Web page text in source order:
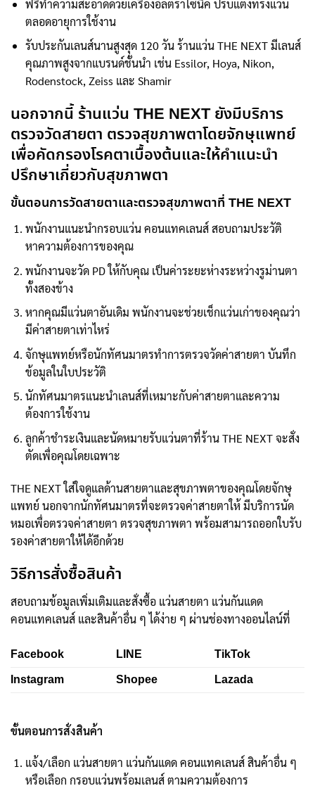
ฟรีทำความสะอาดด้วยเครื่องอัลตร้าโซนิค ปรับแต่งทรงแว่น
ตลอดอายุการใช้งาน
รับประกันเลนส์นานสูงสุด 120 วัน ร้านแว่น THE NEXT มีเลนส์
คุณภาพสูงจากแบรนด์ชั้นนำ เช่น Essilor, Hoya, Nikon,
Rodenstock, Zeiss และ Shamir
นอกจากนี้ ร้านแว่น THE NEXT ยังมีบริการ
ตรวจวัดสายตา ตรวจสุขภาพตาโดยจักษุแพทย์
เพื่อคัดกรองโรคตาเบื้องต้นและให้คำแนะนำ
ปรึกษาเกี่ยวกับสุขภาพตา
ขั้นตอนการวัดสายตาและตรวจสุขภาพตาที่ THE NEXT
พนักงานแนะนำกรอบแว่น คอนแทคเลนส์ สอบถามประวัติ
หาความต้องการของคุณ
พนักงานจะวัด PD ให้กับคุณ เป็นค่าระยะห่างระหว่างรูม่านตา
ทั้งสองข้าง
หากคุณมีแว่นตาอันเดิม พนักงานจะช่วยเช็กแว่นเก่าของคุณว่า
มีค่าสายตาเท่าไหร่
จักษุแพทย์หรือนักทัศนมาตรทำการตรวจวัดค่าสายตา บันทึก
ข้อมูลในใบประวัติ
นักทัศนมาตรแนะนำเลนส์ที่เหมาะกับค่าสายตาและความ
ต้องการใช้งาน
ลูกค้าชำระเงินและนัดหมายรับแว่นตาที่ร้าน THE NEXT จะสั่ง
ตัดเพื่อคุณโดยเฉพาะ
THE NEXT ใส่ใจดูแลด้านสายตาและสุขภาพตาของคุณโดยจักษุ
แพทย์ นอกจากนักทัศนมาตรที่จะตรวจค่าสายตาให้ มีบริการนัด
หมอเพื่อตรวจค่าสายตา ตรวจสุขภาพตา พร้อมสามารถออกใบรับ
รองค่าสายตาให้ได้อีกด้วย
วิธีการสั่งซื้อสินค้า
สอบถามข้อมูลเพิ่มเติมและสั่งซื้อ แว่นสายตา แว่นกันแดด
คอนแทคเลนส์ และสินค้าอื่น ๆ ได้ง่าย ๆ ผ่านช่องทางออนไลน์ที่
Facebook LINE
TikTok
Instagram
Shopee Lazada
ขั้นตอนการสั่งสินค้า
แจ้ง/เลือก แว่นสายตา แว่นกันแดด คอนแทคเลนส์ สินค้าอื่น ๆ
หรือเลือก กรอบแว่นพร้อมเลนส์ ตามความต้องการ